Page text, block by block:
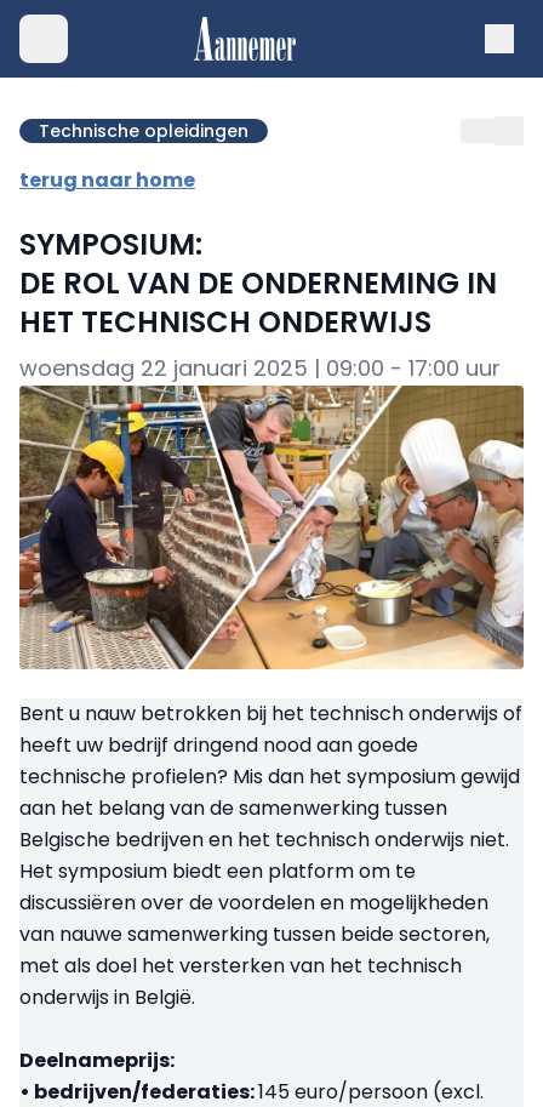
Technische opleidingen
terug naar home
SYMPOSIUM:
DE ROL VAN DE ONDERNEMING IN
HET TECHNISCH ONDERWIJS
woensdag 22 januari 2025 | 09:00 - 17:00 uur
Bent u nauw betrokken bij het technisch onderwijs of
heeft uw bedrijf dringend nood aan goede
technische profielen? Mis dan het symposium gewijd
aan het belang van de samenwerking tussen
Belgische bedrijven en het technisch onderwijs niet.
Het symposium biedt een platform om te
discussiëren over de voordelen en mogelijkheden
van nauwe samenwerking tussen beide sectoren,
met als doel het versterken van het technisch
onderwijs in België.
Deelnameprijs:
• bedrijven/federaties:145 euro/persoon (excl.